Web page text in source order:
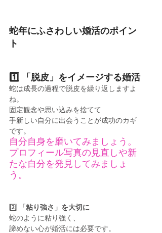
蛇年にふさわしい婚活のポイン
ト
1️⃣ 「脱皮」をイメージする婚活
蛇は成長の過程で脱皮を繰り返しますよ
ね。
固定観念や思い込みを捨てて
手新しい自分に出会うことが成功のカギ
です。
自分自身を磨いてみましょう。
プロフィール写真の見直しや新
たな自分を発見してみましょ
う。
2️⃣
「粘り強さ」を大切に
蛇のように粘り強く、
諦めない心が婚活には必要です。